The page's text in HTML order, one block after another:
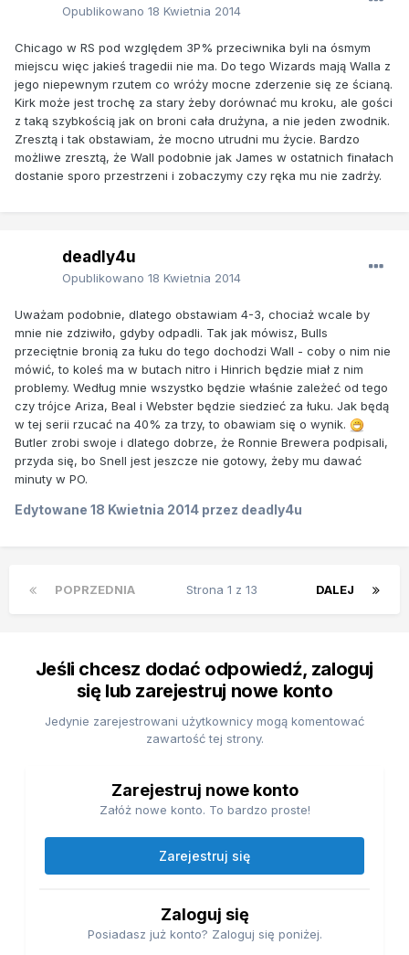
Opublikowano 18 Kwietnia 2014
Chicago w RS pod względem 3P% przeciwnika byli na ósmym
miejscu więc jakieś tragedii nie ma. Do tego Wizards mają Walla z
jego niepewnym rzutem co wróży mocne zderzenie się ze ścianą.
Kirk może jest trochę za stary żeby dorównać mu kroku, ale gości
z taką szybkością jak on broni cała drużyna, a nie jeden zwodnik.
Zresztą i tak obstawiam, że mocno utrudni mu życie. Bardzo
możliwe zresztą, że Wall podobnie jak James w ostatnich finałach
dostanie sporo przestrzeni i zobaczymy czy ręka mu nie zadrży.
deadly4u
Opublikowano 18 Kwietnia 2014
Uważam podobnie, dlatego obstawiam 4-3, chociaż wcale by
mnie nie zdziwiło, gdyby odpadli. Tak jak mówisz, Bulls
przeciętnie bronią za łuku do tego dochodzi Wall - coby o nim nie
mówić, to koleś ma w butach nitro i Hinrich będzie miał z nim
problemy. Według mnie wszystko będzie właśnie zależeć od tego
czy trójce Ariza, Beal i Webster będzie siedzieć za łuku. Jak będą
w tej serii rzucać na 40% za trzy, to obawiam się o wynik.
Butler zrobi swoje i dlatego dobrze, że Ronnie Brewera podpisali,
przyda się, bo Snell jest jeszcze nie gotowy, żeby mu dawać
minuty w PO.
Edytowane 18 Kwietnia 2014 przez deadly4u
POPRZEDNIA DALEJ
Strona 1 z 13
Jeśli chcesz dodać odpowiedź, zaloguj
się lub zarejestruj nowe konto
Jedynie zarejestrowani użytkownicy mogą komentować
zawartość tej strony.
Zarejestruj nowe konto
Załóż nowe konto. To bardzo proste!
Zarejestruj się
Zaloguj się
Posiadasz już konto? Zaloguj się poniżej.